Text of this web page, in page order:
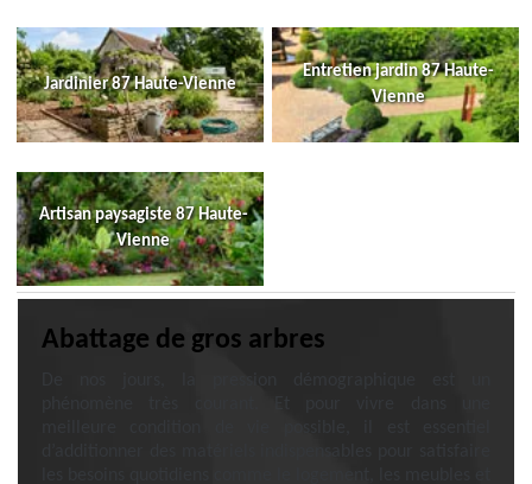
Jardinier 87 Haute-Vienne
Entretien jardin 87 Haute-
Vienne
Artisan paysagiste 87 Haute-
Vienne
Abattage de gros arbres